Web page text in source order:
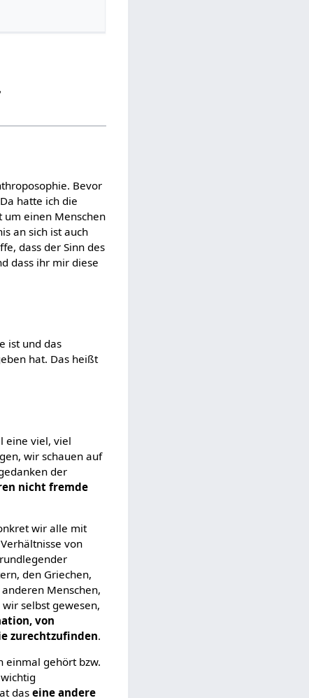
Bevor
hatte ich die
um einen Menschen
an sich ist auch
dass der Sinn des
dass ihr mir diese
ist und das
hat. Das heißt
eine viel, viel
wir schauen auf
der
nicht fremde
wir alle mit
von
den Griechen,
Menschen,
selbst gewesen,
von
zurechtzufinden.
einmal gehört bzw.
daseine andere